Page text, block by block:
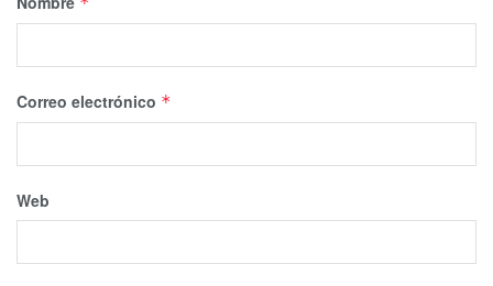
Correo electrónico *
Web